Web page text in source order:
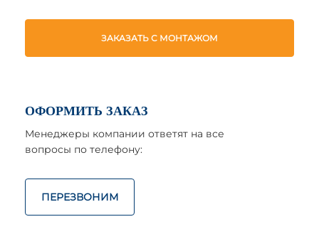
ЗАКАЗАТЬ С МОНТАЖОМ
ОФОРМИТЬ ЗАКАЗ
Менеджеры компании ответят на все
вопросы по телефону:
ПЕРЕЗВОНИМ